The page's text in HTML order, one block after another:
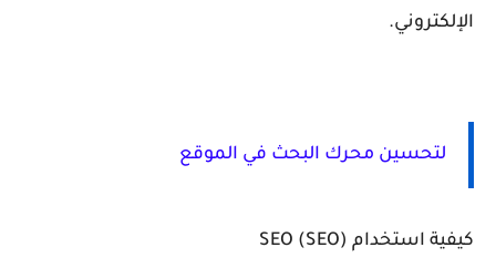
الإلكتروني.
لتحسين محرك البحث في الموقع
كيفية استخدام SEO (SEO)